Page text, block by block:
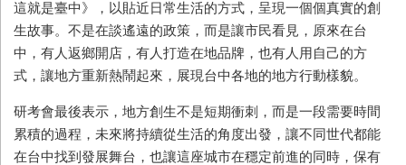
這就是臺中》，以貼近日常生活的方式，呈現一個個真實的創
生故事。不是在談遙遠的政策，而是讓市民看見，原來在台
中，有人返鄉開店，有人打造在地品牌，也有人用自己的方
式，讓地方重新熱鬧起來，展現台中各地的地方行動樣貌。
研考會最後表示，地方創生不是短期衝刺，而是一段需要時間
累積的過程，未來將持續從生活的角度出發，讓不同世代都能
在台中找到發展舞台，也讓這座城市在穩定前進的同時，保有